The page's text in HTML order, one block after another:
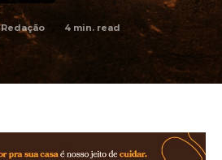
Redação 4 min. read